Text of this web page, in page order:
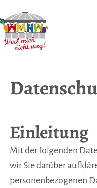
Inhalt
springen
nicht
Eine
Initiative
gegen
Einleitung
Mit der folgenden
wir Sie darüber
personenbezogenen